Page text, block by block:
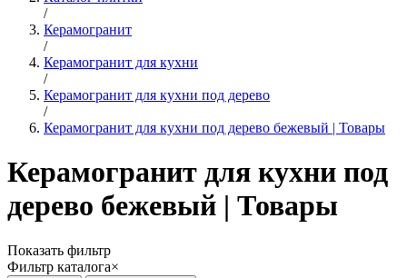
/
Керамогранит
/
Керамогранит для кухни
/
Керамогранит для кухни под дерево
/
Керамогранит для кухни под дерево бежевый | Товары
Керамогранит для кухни под
дерево бежевый | Товары
Показать фильтр
Фильтр каталога×